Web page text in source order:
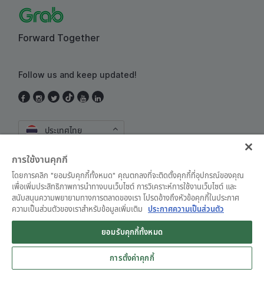
Forward Together
Follow us and keep updated!
ประเทศไทย
•
© Grab 2010 - 2026
การใช้งานคุกกี้
โดยการคลิก "ยอมรับคุกกี้ทั้งหมด" คุณตกลงที่จะติดตั้งคุกกี้ที่อุปกรณ์ของคุณ
เพื่อเพิ่มประสิทธิภาพการนำทางบนเว็บไซต์ การวิเคราะห์การใช้งานเว็บไซต์ และ
สนับสนุนความพยายามทางการตลาดของเรา โปรดอ้างถึงหัวข้อคุกกี้ในประกาศ
ความเป็นส่วนตัวของเราสำหรับข้อมูลเพิ่มเติม
ประกาศความเป็นส่วนตัว
ยอมรับคุกกี้ทั้งหมด
การตั้งค่าคุกกี้